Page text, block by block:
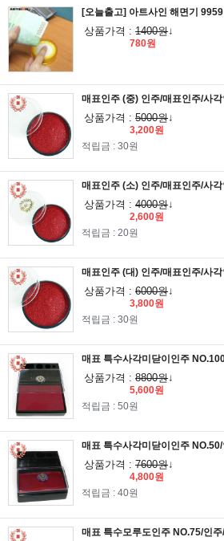
[오늘출고] 아트사인 해면기 9959
상품가격 : 1400원↓
780원
상품가격 : 5000원↓
3,200원
적립금 : 30원
상품가격 : 4000원↓
2,600원
적립금 : 20원
상품가격 : 6000원↓
3,800원
적립금 : 30원
상품가격 : 8800원↓
5,600원
적립금 : 50원
상품가격 : 7600원↓
4,800원
적립금 : 40원